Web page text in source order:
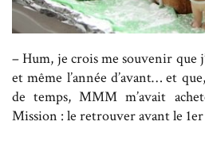
– Hum, je crois me souvenir que
et même l’année d’avant… et
de temps, MMM m’avait
Mission : le retrouver avant le